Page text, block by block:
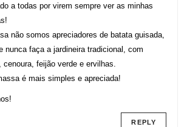
a todas por virem sempre ver as minhas
não somos apreciadores de batata guisada,
nunca faça a jardineira tradicional, com
cenoura, feijão verde e ervilhas.
é mais simples e apreciada!
REPLY